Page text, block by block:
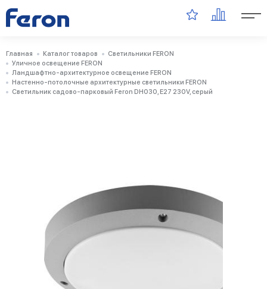
Главная Каталог товаров
Светильники FERON
Уличное освещение FERON
Ландшафтно-архитектурное освещение FERON
Настенно-потолочные архитектурные светильники FERON
Светильник садово-парковый Feron DH030, E27 230V, серый